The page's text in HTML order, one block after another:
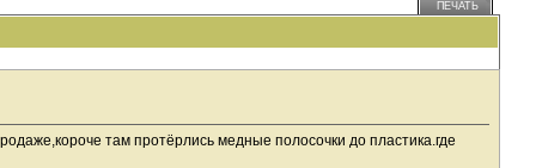
ПЕЧАТЬ
там протёрлись медные полосочки до пластика.где